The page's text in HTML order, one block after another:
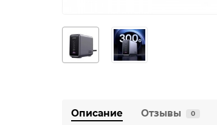
Описание Отзывы 0